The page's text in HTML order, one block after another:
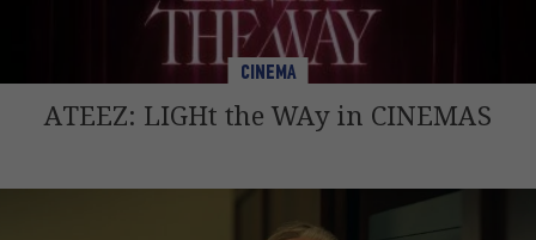
CINEMA
ATEEZ: LIGHt the WAy in CINEMAS